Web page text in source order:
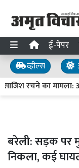
ई-पेपर
व्हील्स
रचने का मामला:
बरेली: सड़क पर
निकला, कई